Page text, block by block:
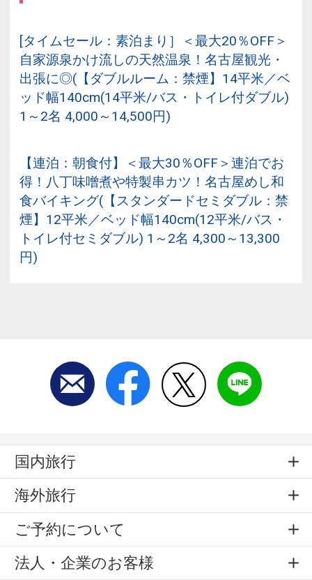
[タイムセール：素泊まり］＜最大20％OFF＞
自家源泉かけ流しの天然温泉！名古屋観光・
出張に◎(【ダブルルーム：禁煙】14平米／ベ
ッド幅140cm(14平米/バス・トイレ付ダブル)
1～2名 4,000～14,500円)
【連泊：朝食付】＜最大30％OFF＞連泊でお
得！八丁味噌煮や特製串カツ！名古屋めし和
食バイキング(【スタンダードセミダブル：禁
煙】12平米／ベッド幅140cm(12平米/バス・
トイレ付セミダブル) 1～2名 4,300～13,300
円)
国内旅行
海外旅行
ご予約について
法人・企業のお客様